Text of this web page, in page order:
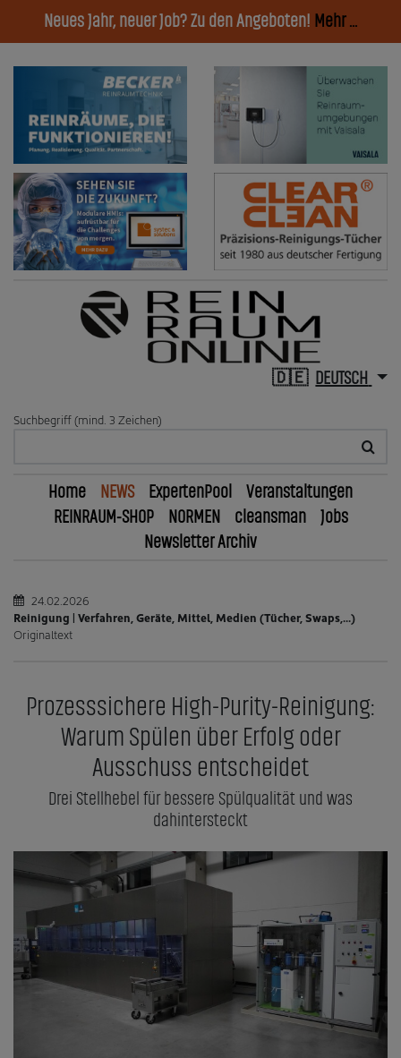
Neues Jahr, neuer Job? Zu den Angeboten! Mehr ...
DEUTSCH
Suchbegriff (mind. 3 Zeichen)
Home NEWS ExpertenPool
Veranstaltungen
REINRAUM-SHOP
NORMEN cleansman
Jobs
Newsletter Archiv
24.02.2026
Reinigung | Verfahren, Geräte, Mittel, Medien (Tücher, Swaps,...)
Originaltext
Prozesssichere High-Purity-Reinigung:
Warum Spülen über Erfolg oder
Ausschuss entscheidet
Drei Stellhebel für bessere Spülqualität und was
dahintersteckt